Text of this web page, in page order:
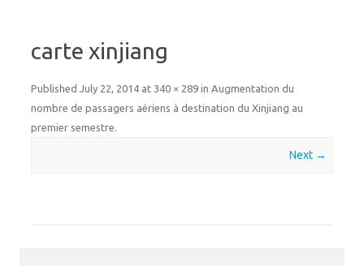
carte xinjiang
Published July 22, 2014 at 340 × 289 in Augmentation du
nombre de passagers aériens à destination du Xinjiang au
premier semestre.
Next →